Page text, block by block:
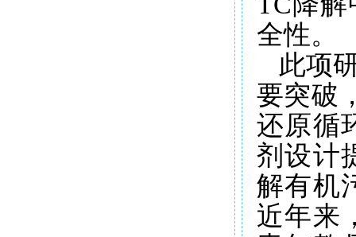
全性。
此项
要突破
还原循
剂设计
解有机
近年来